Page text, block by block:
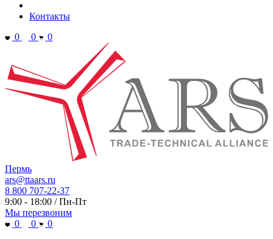
Контакты
0
0 0
Пермь
ars@ttaars.ru
8 800 707-22-37
9:00 - 18:00 / Пн-Пт
Мы перезвоним
0
0 0